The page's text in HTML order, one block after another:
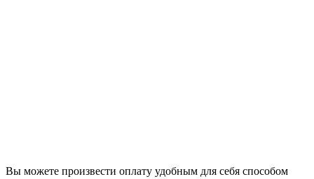
Вы можете произвести оплату удобным для себя способом